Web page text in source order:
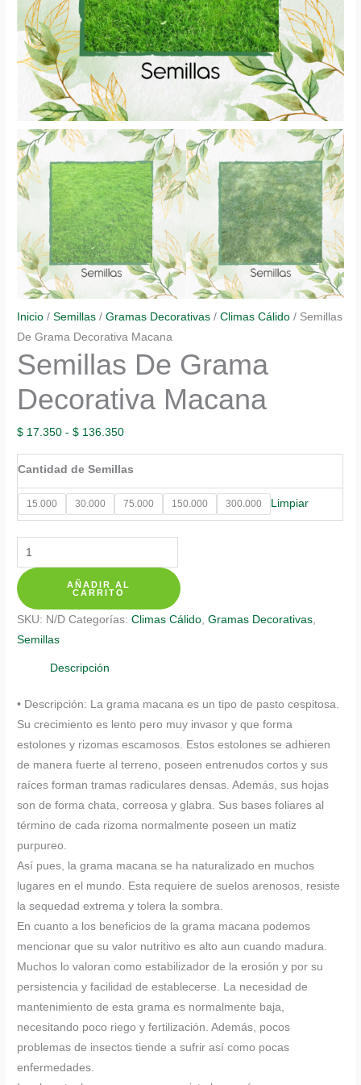
Inicio /Semillas /Gramas Decorativas /Climas Cálido / Semillas
De Grama Decorativa Macana
Semillas De Grama
Decorativa Macana
$ 17.350 - $ 136.350Rango
de
precios:
desde
$ 17.350
Cantidad de Semillas
15.000 30.000 75.000 150.000 300.000 Limpiar
Semillas
De
Grama
Decorativa
Macana
cantidad
AÑADIR AL
CARRITO
SKU: N/D Categorías:Climas Cálido ,Gramas Decorativas
Semillas
Descripción
• Descripción: La grama macana es un tipo de pasto cespitosa.
Su crecimiento es lento pero muy invasor y que forma
estolones y rizomas escamosos. Estos estolones se adhieren
de manera fuerte al terreno, poseen entrenudos cortos y sus
raíces forman tramas radiculares densas. Además, sus hojas
son de forma chata, correosa y glabra. Sus bases foliares al
término de cada rizoma normalmente poseen un matiz
purpureo.
Así pues, la grama macana se ha naturalizado en muchos
lugares en el mundo. Esta requiere de suelos arenosos, resiste
la sequedad extrema y tolera la sombra.
En cuanto a los beneficios de la grama macana podemos
mencionar que su valor nutritivo es alto aun cuando madura.
Muchos lo valoran como estabilizador de la erosión y por su
persistencia y facilidad de establecerse. La necesidad de
mantenimiento de esta grama es normalmente baja,
necesitando poco riego y fertilización. Además, pocos
problemas de insectos tiende a sufrir así como pocas
enfermedades.